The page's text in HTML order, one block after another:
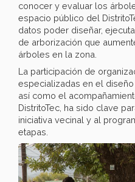
conocer y evaluar los
espacio público del
datos poder diseñar,
de arborización que
árboles en la zona.
La participación de
especializadas en el
así como el
DistritoTec, ha sido clave
iniciativa vecinal y al
etapas.